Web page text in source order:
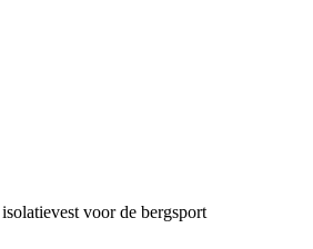
voor de bergsport